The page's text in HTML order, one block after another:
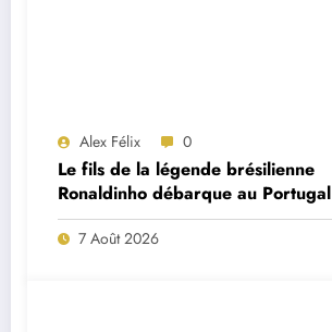
Alex Félix 0
Le fils de la légende brésilienne
Ronaldinho débarque au Portugal
7 Août 2026